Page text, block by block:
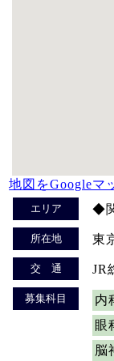
地図をGoogleマ
エリア ◆
所在地 東
交 通 JR
募集科目 内
眼
脳